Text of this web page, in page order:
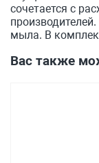
сочетается с
мыла. В
Вас также